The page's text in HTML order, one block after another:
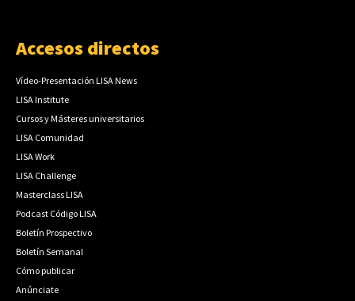
Accesos directos
Vídeo-Presentación LISA News
LISA Institute
Cursos y Másteres universitarios
LISA Comunidad
LISA Work
LISA Challenge
Masterclass LISA
Podcast Código LISA
Boletín Prospectivo
Boletín Semanal
Cómo publicar
Anúnciate